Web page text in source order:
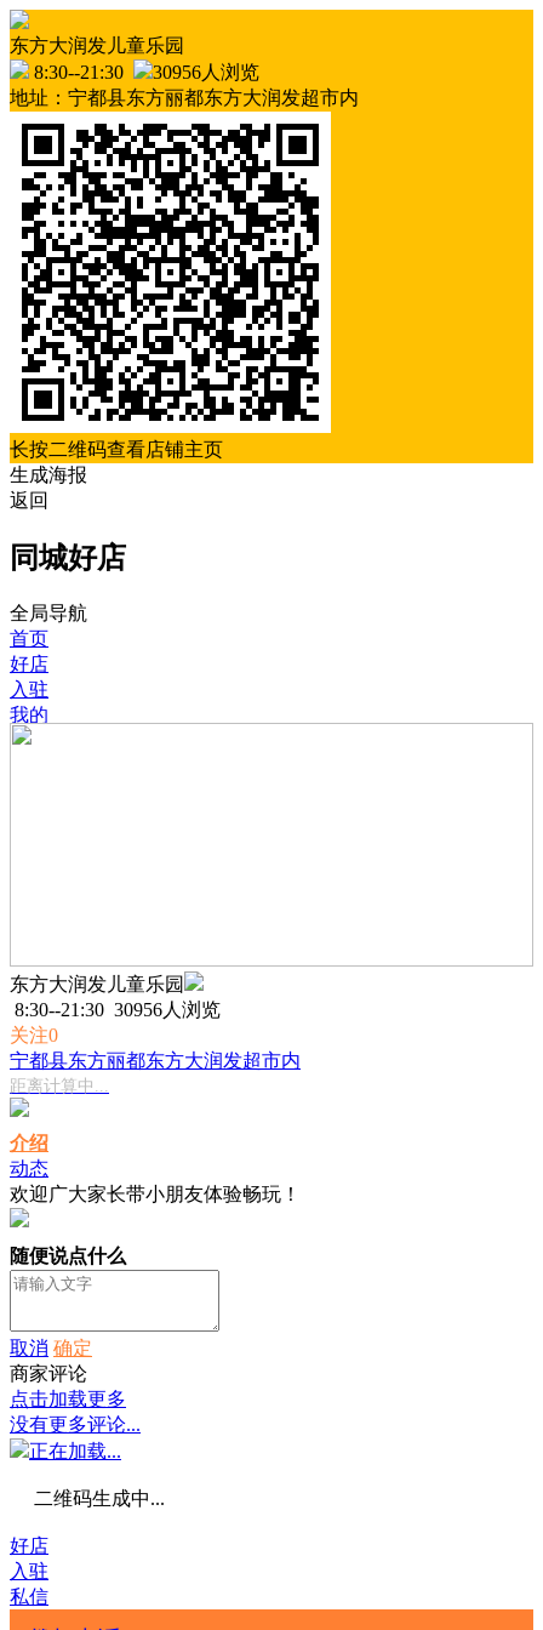
东方大润发儿童乐园
8:30--21:30
30956人浏览
地址：宁都县东方丽都东方大润发超市内
长按二维码查看店铺主页
生成海报
返回
同城好店
全局导航
首页
好店
入驻
我的
东方大润发儿童乐园
8:30--21:30 30956人浏览
关注0
宁都县东方丽都东方大润发超市内
距离计算中...
介绍
动态
欢迎广大家长带小朋友体验畅玩！
随便说点什么
取消 确定
商家评论
点击加载更多
没有更多评论...
正在加载...
二维码生成中...
好店
入驻
私信